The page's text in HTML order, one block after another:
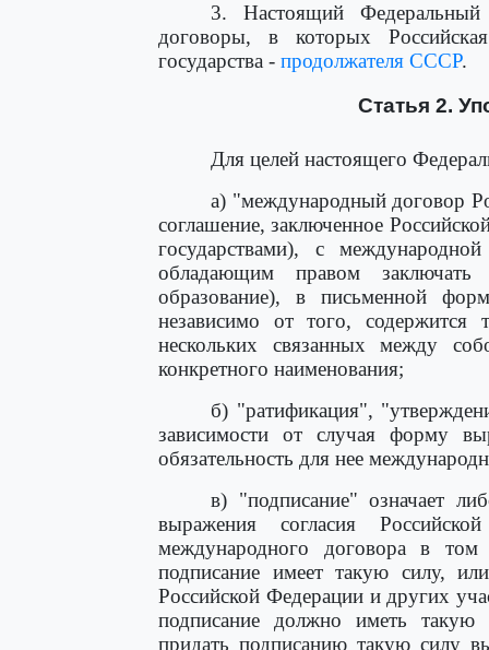
3. Настоящий Федеральный
договоры, в которых
государства - продолжателя СССР.
Статья 2.
Для целей настоящего
а) "международный договор
соглашение, заключенное
государствами), с
обладающим правом
образование), в письменной
независимо от того,
нескольких связанных между
конкретного наименования;
б) "ратификация",
зависимости от случая форму
обязательность для нее
в) "подписание" означает
выражения согласия
международного договора в том
подписание имеет такую силу,
Российской Федерации и других
подписание должно иметь такую
придать подписанию такую силу